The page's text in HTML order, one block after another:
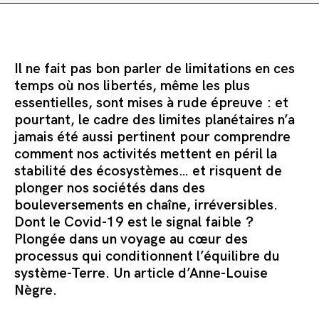
Il ne fait pas bon parler de limitations en ces
temps où nos libertés, même les plus
essentielles, sont mises à rude épreuve : et
pourtant, le cadre des limites planétaires n’a
jamais été aussi pertinent pour comprendre
comment nos activités mettent en péril la
stabilité des écosystèmes… et risquent de
plonger nos sociétés dans des
bouleversements en chaîne, irréversibles.
Dont le Covid-19 est le signal faible ?
Plongée dans un voyage au cœur des
processus qui conditionnent l’équilibre du
système-Terre. Un article d’Anne-Louise
Nègre.